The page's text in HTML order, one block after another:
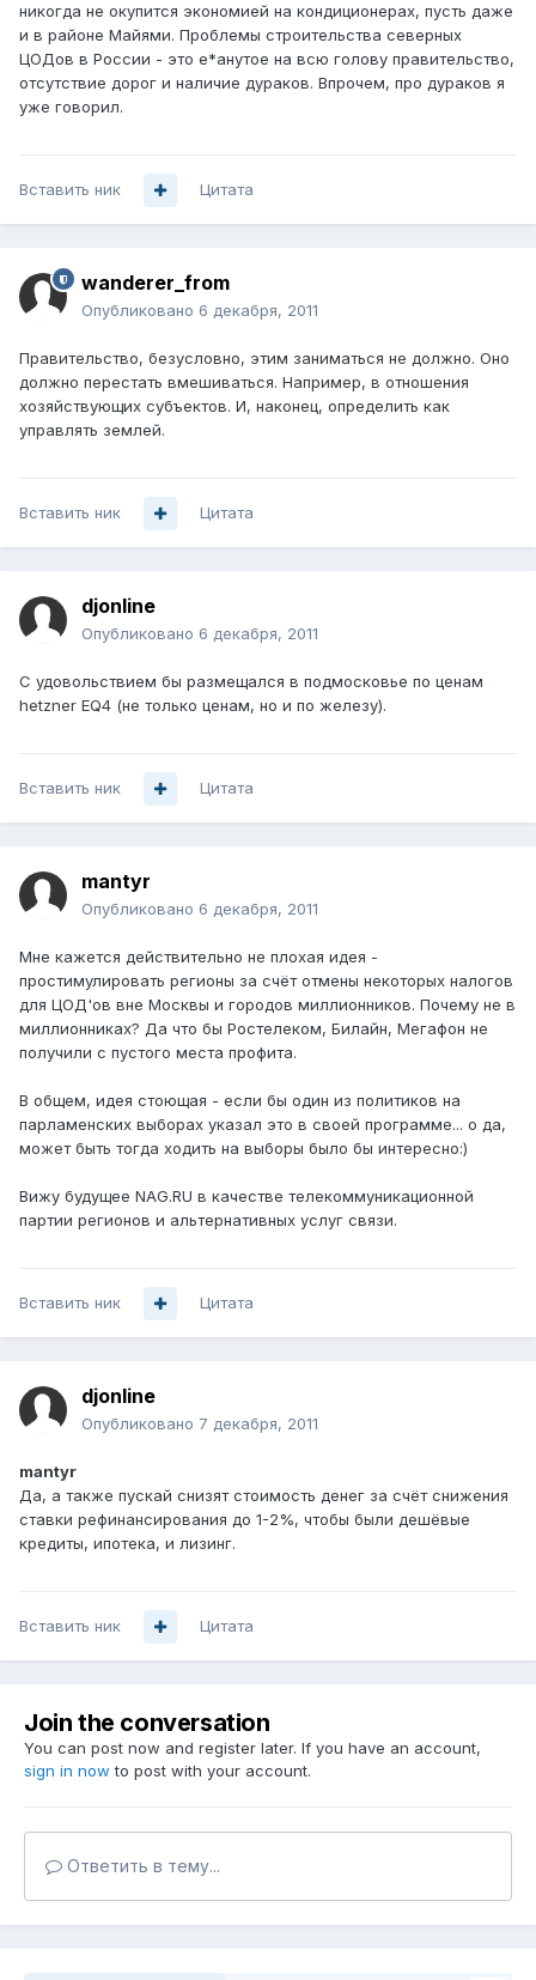
никогда не окупится экономией на кондиционерах, пусть даже
и в районе Майями. Проблемы строительства северных
ЦОДов в России - это е*анутое на всю голову правительство,
отсутствие дорог и наличие дураков. Впрочем, про дураков я
уже говорил.
Вставить ник Цитата
wanderer_from
Опубликовано 6 декабря, 2011
Правительство, безусловно, этим заниматься не должно. Оно
должно перестать вмешиваться. Например, в отношения
хозяйствующих субъектов. И, наконец, определить как
управлять землей.
Вставить ник Цитата
djonline
Опубликовано 6 декабря, 2011
С удовольствием бы размещался в подмосковье по ценам
hetzner EQ4 (не только ценам, но и по железу).
Вставить ник Цитата
mantyr
Опубликовано 6 декабря, 2011
Мне кажется действительно не плохая идея -
простимулировать регионы за счёт отмены некоторых налогов
для ЦОД'ов вне Москвы и городов миллионников. Почему не в
миллионниках? Да что бы Ростелеком, Билайн, Мегафон не
получили с пустого места профита.
В общем, идея стоющая - если бы один из политиков на
парламенских выборах указал это в своей программе... о да,
может быть тогда ходить на выборы было бы интересно:)
Вижу будущее NAG.RU в качестве телекоммуникационной
партии регионов и альтернативных услуг связи.
Вставить ник Цитата
djonline
Опубликовано 7 декабря, 2011
mantyr
Да, а также пускай снизят стоимость денег за счёт снижения
ставки рефинансирования до 1-2%, чтобы были дешёвые
кредиты, ипотека, и лизинг.
Вставить ник Цитата
Join the conversation
You can post now and register later. If you have an account,
sign in now to post with your account.
Ответить в тему...